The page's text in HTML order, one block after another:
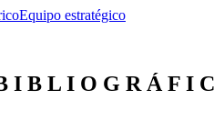
Equipo estratégico
I B L I O G R Á F I C